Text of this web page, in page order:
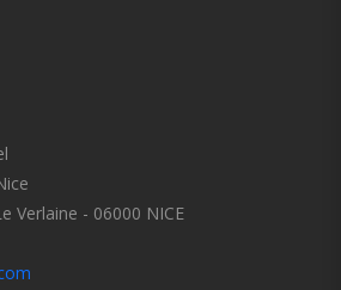
Verlaine - 06000 NICE